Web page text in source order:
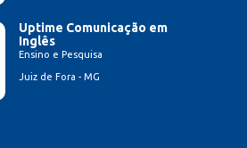
Uptime Comunicação em
Inglês
Ensino e Pesquisa
Juiz de Fora - MG